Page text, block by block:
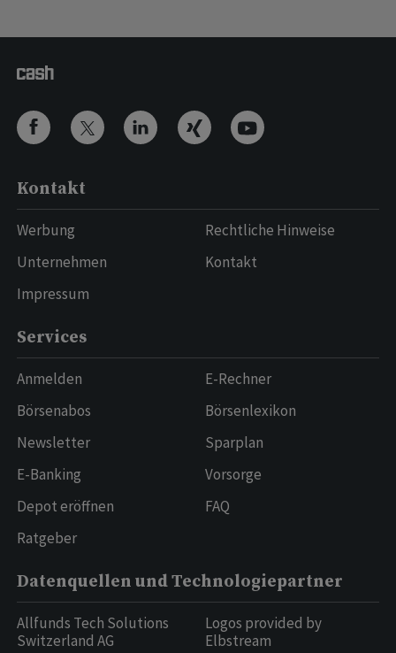
Kontakt
Werbung
Unternehmen
Impressum
Rechtliche Hinweise
Kontakt
Services
Anmelden
Börsenabos
Newsletter
E-Banking
Depot eröffnen
Ratgeber
E-Rechner
Börsenlexikon
Sparplan
Vorsorge
FAQ
Datenquellen und Technologiepartner
Allfunds Tech Solutions
Switzerland AG
Logos provided by
Elbstream